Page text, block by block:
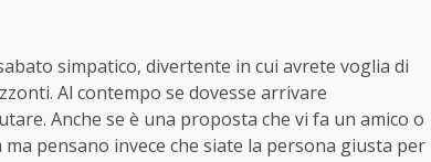
simpatico, divertente in cui avrete voglia di
Al contempo se dovesse arrivare
Anche se è una proposta che vi fa un amico o
pensano invece che siate la persona giusta per